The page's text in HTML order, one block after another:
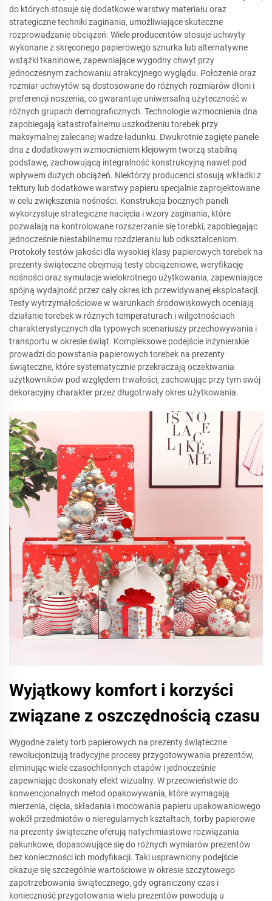
do których stosuje się dodatkowe warstwy materiału oraz
strategiczne techniki zaginania, umożliwiające skuteczne
rozprowadzanie obciążeń. Wiele producentów stosuje uchwyty
wykonane z skręconego papierowego sznurka lub alternatywne
wstążki tkaninowe, zapewniające wygodny chwyt przy
jednoczesnym zachowaniu atrakcyjnego wyglądu. Położenie oraz
rozmiar uchwytów są dostosowane do różnych rozmiarów dłoni i
preferencji noszenia, co gwarantuje uniwersalną użyteczność w
różnych grupach demograficznych. Technologie wzmocnienia dna
zapobiegają katastrofalnemu uszkodzeniu torebek przy
maksymalnej zalecanej wadze ładunku. Dwukrotnie zagięte panele
dna z dodatkowym wzmocnieniem klejowym tworzą stabilną
podstawę, zachowującą integralność konstrukcyjną nawet pod
wpływem dużych obciążeń. Niektórzy producenci stosują wkładki z
tektury lub dodatkowe warstwy papieru specjalnie zaprojektowane
w celu zwiększenia nośności. Konstrukcja bocznych paneli
wykorzystuje strategiczne nacięcia i wzory zaginania, które
pozwalają na kontrolowane rozszerzanie się torebki, zapobiegając
jednocześnie niestabilnemu rozdzieraniu lub odkształceniom.
Protokoły testów jakości dla wysokiej klasy papierowych torebek na
prezenty świąteczne obejmują testy obciążeniowe, weryfikację
nośności oraz symulacje wielokrotnego użytkowania, zapewniające
spójną wydajność przez cały okres ich przewidywanej eksploatacji.
Testy wytrzymałościowe w warunkach środowiskowych oceniają
działanie torebek w różnych temperaturach i wilgotnościach
charakterystycznych dla typowych scenariuszy przechowywania i
transportu w okresie świąt. Kompleksowe podejście inżynierskie
prowadzi do powstania papierowych torebek na prezenty
świąteczne, które systematycznie przekraczają oczekiwania
użytkowników pod względem trwałości, zachowując przy tym swój
dekoracyjny charakter przez długotrwały okres użytkowania.
Wyjątkowy komfort i korzyści
związane z oszczędnością czasu
Wygodne zalety torb papierowych na prezenty świąteczne
rewolucjonizują tradycyjne procesy przygotowywania prezentów,
eliminując wiele czasochłonnych etapów i jednocześnie
zapewniając doskonały efekt wizualny. W przeciwieństwie do
konwencjonalnych metod opakowywania, które wymagają
mierzenia, cięcia, składania i mocowania papieru upakowaniowego
wokół przedmiotów o nieregularnych kształtach, torby papierowe
na prezenty świąteczne oferują natychmiastowe rozwiązania
pakunkowe, dopasowujące się do różnych wymiarów prezentów
bez konieczności ich modyfikacji. Taki usprawniony podejście
okazuje się szczególnie wartościowe w okresie szczytowego
zapotrzebowania świątecznego, gdy ograniczony czas i
konieczność przygotowania wielu prezentów powodują u